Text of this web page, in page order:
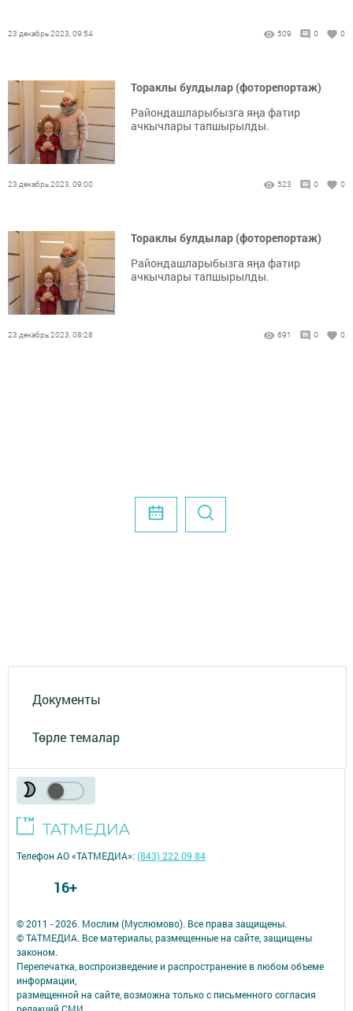
23 декабрь 2023, 09:54 509 0 0
Тораклы булдылар (фоторепортаж)
Райондашларыбызга яңа фатир
ачкычлары тапшырылды.
23 декабрь 2023, 09:00 523 0 0
Тораклы булдылар (фоторепортаж)
Райондашларыбызга яңа фатир
ачкычлары тапшырылды.
23 декабрь 2023, 08:28 691 0 0
Документы
Төрле темалар
© 2011 - 2026. Мослим (Муслюмово). Все права защищены.
© ТАТМЕДИА. Все материалы, размещенные на сайте, защищены
законом.
Перепечатка, воспроизведение и распространение в любом объеме
информации,
размещенной на сайте, возможна только с письменного согласия
редакций СМИ.
Телефон АО «ТАТМЕДИА»:(843) 222 09 84
16+